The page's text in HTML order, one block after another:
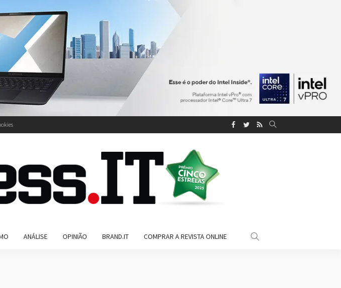
ANÁLISE OPINIÃO BRAND.IT COMPRAR A REVISTA ONLINE